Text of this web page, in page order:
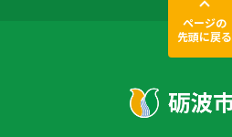
ページの
先頭に戻る